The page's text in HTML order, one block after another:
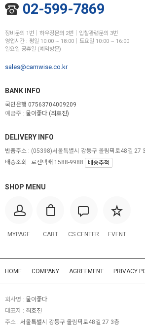
02-599-7869
장비문의 1번│하우징문의 2번│입찰관련문의 3번
영업시간 : 평일 10:00 ~ 18:00│토요일 10:00 ~ 16:00
일요일 공휴일 (예약방문)
sales@camwise.co.kr
BANK INFO
국민은행 07563704009209
예금주 : 물이좋다 (최호진)
SHOP MENU
MYPAGE CART CS CENTER EVENT
DELIVERY INFO
반품주소 : (05398)서울특별시 강동구 올림픽로48길 27
배송조회 : 로젠택배 1588-9988
배송추적
HOME COMPANY AGREEMENT PRIVACY
회사명 : 물이좋다
대표자 : 최호진
주소 : 서울특별시 강동구 올림픽로48길 27 3층